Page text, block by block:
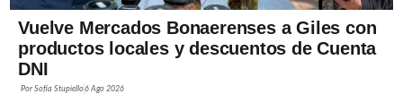
Vuelve Mercados Bonaerenses a Giles con
productos locales y descuentos de Cuenta
DNI
PorSofía Stupiello6 Ago 2026